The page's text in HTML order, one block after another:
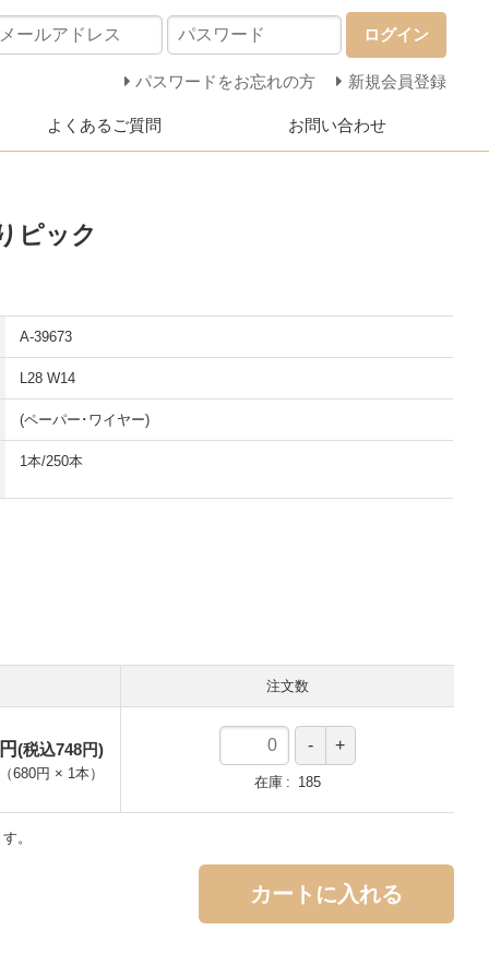
ログイン
パスワードをお忘れの方 新規会員登録
よくあるご質問 お問い合わせ
ピック
A-39673
L28 W14
(ペーパー･ワイヤー)
1本/250本
注文数
(税込748円)
680円 × 1本）
在庫 185
。
カートに入れる